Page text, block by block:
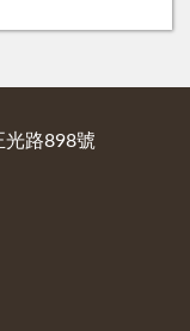
光路898號